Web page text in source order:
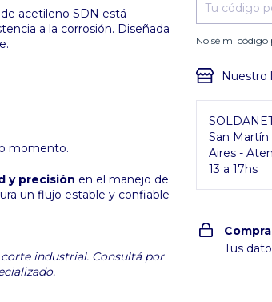
acetileno SDN está
a la corrosión. Diseñada
momento.
y precisión en el manejo de
un flujo estable y confiable
industrial. Consultá por
No sé mi código
Nuestro
San
Aires -
13 a 17hs
Tus